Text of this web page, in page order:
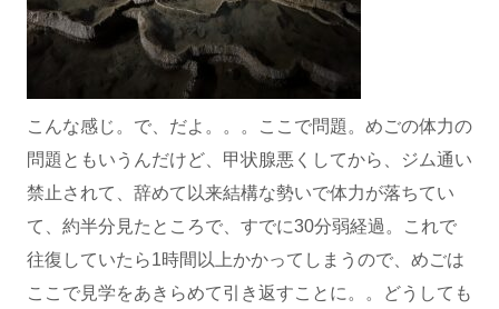
こんな感じ。で、だよ。。。ここで問題。めごの体力の
問題ともいうんだけど、甲状腺悪くしてから、ジム通い
禁止されて、辞めて以来結構な勢いで体力が落ちてい
て、約半分見たところで、すでに30分弱経過。これで
往復していたら1時間以上かかってしまうので、めごは
ここで見学をあきらめて引き返すことに。。どうしても